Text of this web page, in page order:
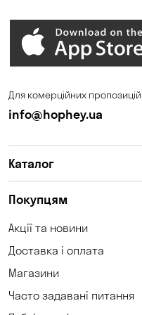
Для комерційних пропозицій
info@hophey.ua
Каталог
Покупцям
Акції та новини
Доставка і оплата
Магазини
Часто задавані питання